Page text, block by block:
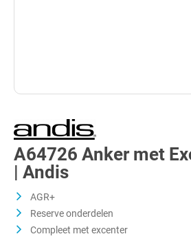
A64726 Anker met
| Andis
AGR+
Reserve onderdelen
Compleet met excenter